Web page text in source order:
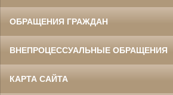
ОБРАЩЕНИЯ ГРАЖДАН
ВНЕПРОЦЕССУАЛЬНЫЕ ОБРАЩЕНИЯ
КАРТА САЙТА